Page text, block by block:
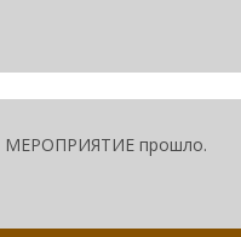
МЕРОПРИЯТИЕ прошло.